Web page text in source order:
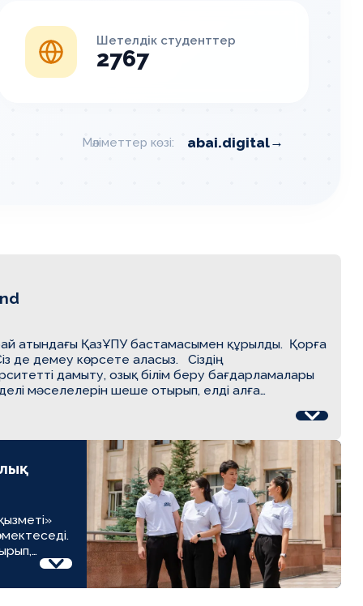
Шетелдік студенттер
2767
Мәліметтер көзі: abai.digital→
атындағы ҚазҰПУ бастамасымен құрылды. Қорға
де демеу көрсете аласыз. Сіздің
дамыту, озық білім беру бағдарламалары
мәселелерін шеше отырып, елді алға